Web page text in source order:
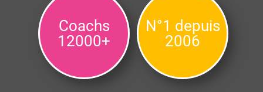
Coachs
12000+
N°1 depuis
2006